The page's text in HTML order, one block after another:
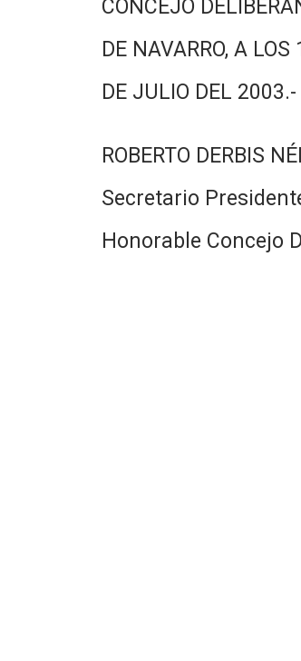
CONCEJO
DE NAVARRO, A
DE JULIO DEL 2003.-
ROBERTO DERBIS
Secretario
Honorable Concejo